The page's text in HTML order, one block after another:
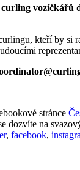
vozíčkářů
kteří by si
stránce
dozvíte na
, facebook,